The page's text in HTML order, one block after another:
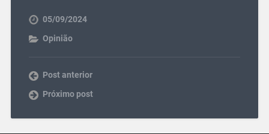
05/09/2024
Opinião
Post anterior
Próximo post